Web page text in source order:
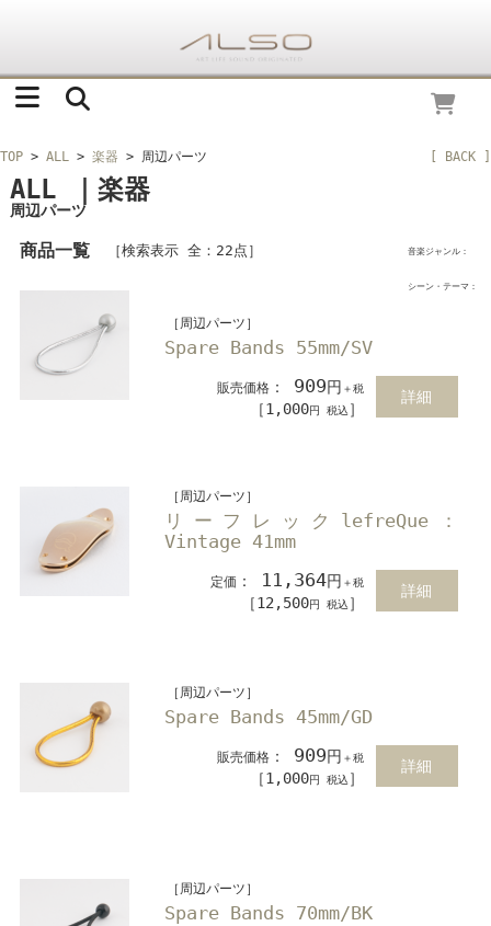
TOP > ALL > 楽器 > 周辺パーツ [ BACK ]
ALL ｜楽器
周辺パーツ
音楽ジャンル：
シーン・テーマ：
商品一覧 ［検索表示 全：22点］
［周辺パーツ］
Spare Bands 55mm/SV
販売価格 ： 909円 ＋税
［1,000円 税込 ］
詳細
［周辺パーツ］
リーフレックlefreQue：
Vintage 41mm
定価 ： 11,364円 ＋税
［12,500円 税込 ］
詳細
［周辺パーツ］
Spare Bands 45mm/GD
販売価格 ： 909円 ＋税
［1,000円 税込 ］
詳細
［周辺パーツ］
Spare Bands 70mm/BK